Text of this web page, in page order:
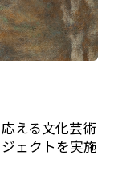
える文化芸術
ェクトを実施